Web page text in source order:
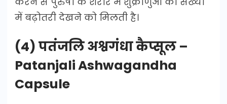
में बढ़ोतरी देखने को मिलती है।
(4) पतंजलि अश्वगंधा कैप्सूल –
Patanjali Ashwagandha
Capsule